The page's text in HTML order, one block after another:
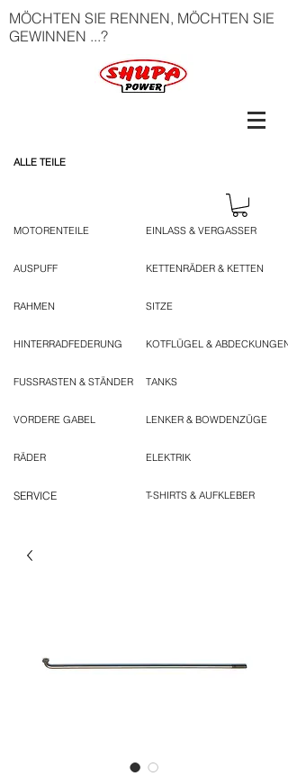
MÖCHTEN SIE RENNEN, MÖCHTEN SIE
GEWINNEN ...?
ALLE TEILE
MOTORENTEILE
AUSPUFF
RAHMEN
HINTERRADFEDERUNG
FUSSRASTEN & STÄNDER
VORDERE GABEL
RÄDER
SERVICE
EINLASS & VERGASSER
KETTENRÄDER & KETTEN
SITZE
KOTFLÜGEL & ABDECKUNGEN
TANKS
LENKER & BOWDENZÜGE
ELEKTRIK
T-SHIRTS & AUFKLEBER